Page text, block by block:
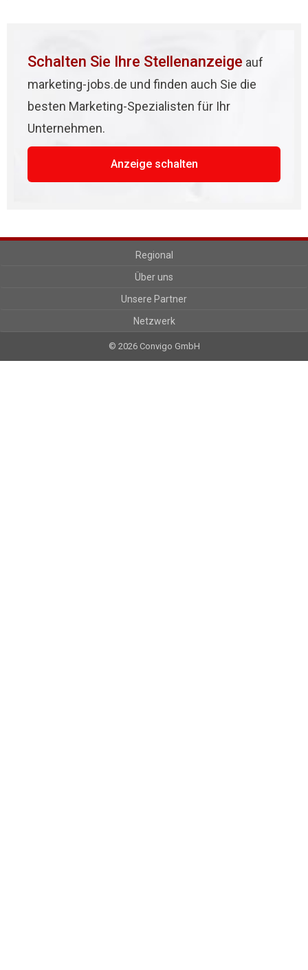
Schalten Sie Ihre Stellenanzeige auf
marketing-jobs.de und finden auch Sie die
besten Marketing-Spezialisten für Ihr
Unternehmen.
Anzeige schalten
Regional
Über uns
Unsere Partner
Netzwerk
© 2026 Convigo GmbH